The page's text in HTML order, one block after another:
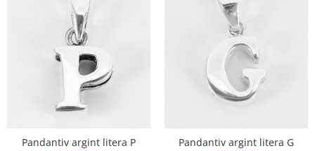
Pandantiv argint litera P
Pandantiv argint litera G